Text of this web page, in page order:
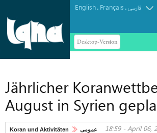
English. Français.فارسی
Desktop-Version
Jährlicher
August in Syrien
Koran und Aktivitäten عمومی 18:59 - April 06,